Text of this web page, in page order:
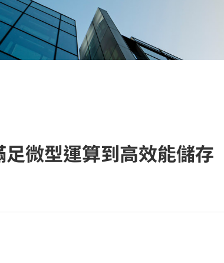
AMD 主動式散熱器
AMD 被動式散熱器
微型運算到高效能儲存